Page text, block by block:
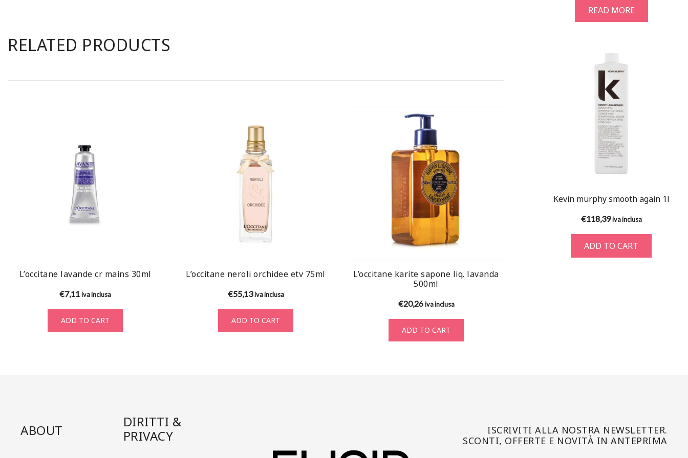
RELATED PRODUCTS
L’occitane lavande cr mains 30ml
€7,11 iva inclusa
ADD TO CART
L’occitane neroli orchidee etv 75ml
€55,13 iva inclusa
ADD TO CART
L’occitane karite sapone liq. lavanda
500ml
€20,26 iva inclusa
ADD TO CART
READ MORE
Kevin murphy smooth again 1l
€118,39 iva inclusa
ADD TO CART
ABOUT
DIRITTI &
PRIVACY
ISCRIVITI ALLA NOSTRA NEWSLETTER.
SCONTI, OFFERTE E NOVITÀ IN ANTEPRIMA